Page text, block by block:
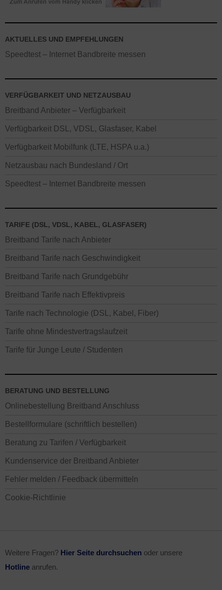
AKTUELLES UND EMPFEHLUNGEN
Speedtest – Internet Bandbreite messen
VERFÜGBARKEIT UND NETZAUSBAU
Breitband Anbieter – Verfügbarkeit
Verfügbarkeit DSL, VDSL, Glasfaser, Kabel
Verfügbarkeit Mobilfunk (LTE, HSPA u.a.)
Netzausbau nach Bundesland / Ort
Speedtest – Internet Bandbreite messen
TARIFE (DSL, VDSL, KABEL, GLASFASER)
Breitband Tarife nach Anbieter
Breitband Tarife nach Geschwindigkeit
Breitband Tarife nach Grundgebühr
Breitband Tarife nach Effektivpreis
Tarife nach Technologie (DSL, Kabel, Fiber)
Tarife ohne Mindestvertragslaufzeit
Tarife für Junge Leute / Studenten
BERATUNG UND BESTELLUNG
Onlinebestellung Breitband Anschluss
Bestellformulare (schriftlich bestellen)
Beratung zu Tarifen / Verfügbarkeit
Kundenservice der Breitband Anbieter
Fehler melden / Feedback übermitteln
Cookie-Richtlinie
Weitere Fragen? Hier Seite durchsuchen oder unsere
Hotline anrufen.